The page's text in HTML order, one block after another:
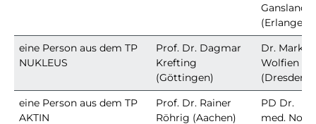
Ganslandt
(Erlangen)
eine Person aus dem TP
NUKLEUS
Prof. Dr. Dagmar
Krefting
(Göttingen)
Dr. Markus
Wolfien
(Dresden)
eine Person aus dem TP
AKTIN
Prof. Dr. Rainer
Röhrig (Aachen)
PD Dr.
med. Nora